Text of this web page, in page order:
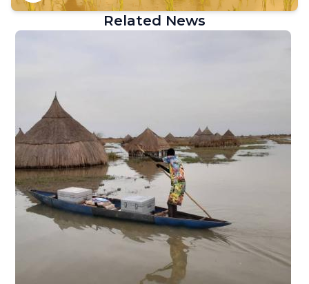
Related News